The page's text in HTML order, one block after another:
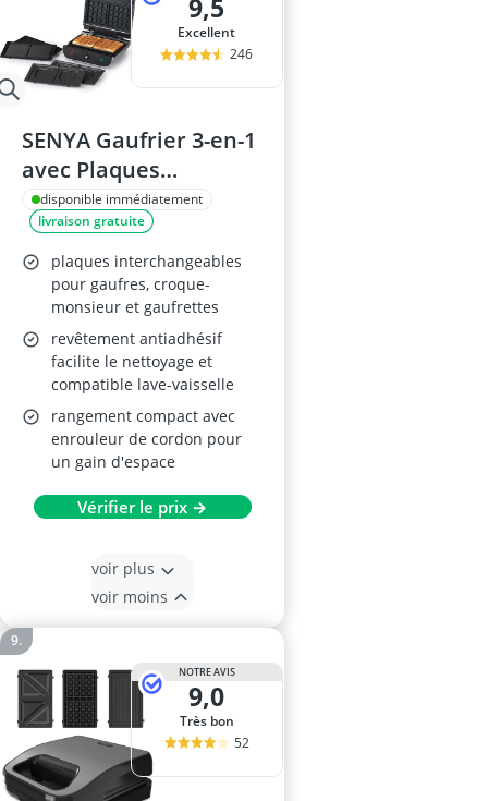
9,5
Excellent
246
SENYA Gaufrier 3-en-1
avec Plaques
Interchangeables
disponible immédiatement
livraison gratuite
plaques interchangeables
pour gaufres, croque-
monsieur et gaufrettes
revêtement antiadhésif
facilite le nettoyage et
compatible lave-vaisselle
rangement compact avec
enrouleur de cordon pour
un gain d'espace
Vérifier le prix →
voir plus
voir moins
NOTRE AVIS
9,0
Très bon
52